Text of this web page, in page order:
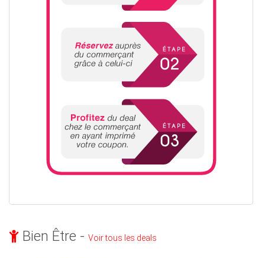
Bien Être - Voir tous les deals